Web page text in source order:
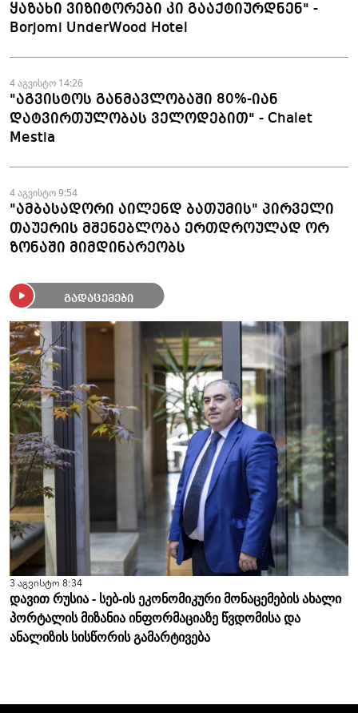
ყაზახი ვიზიტორები კი გააქტიურდნენ" -
Borjomi UnderWood Hotel
4 აგვისტო 14:26
"აგვისტოს განმავლობაში 80%-იან
დატვირთულობას ველოდებით" - Chalet
Mestia
4 აგვისტო 9:54
"ამბასადორი აილენდ ბათუმის" პირველი
თაუერის მშენებლობა ერთდროულად ორ
ზონაში მიმდინარეობს
გადაცემები
3 აგვისტო 8:34
დავით რუსია - სებ-ის ეკონომიკური მონაცემების ახალი
პორტალის მიზანია ინფორმაციაზე წვდომისა და
ანალიზის სისწორის გამარტივება